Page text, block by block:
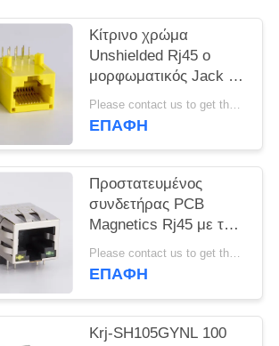
Κίτρινο χρώμα
Unshielded Rj45 ο
μορφωματικός Jack με
το μετασχηματιστή,
βάση 100 - Τ
Please contact us to get the latest price. MOQ:1 κομμάτι
ΕΠΑΦΉ
Προστατευμένος
συνδετήρας PCB
Magnetics Rj45 με τον
ενσωματωμένο
μετασχηματιστή
Please contact us to get the latest price. MOQ:1 κομμάτι
ΕΠΑΦΉ
Krj-SH105GYNL 100